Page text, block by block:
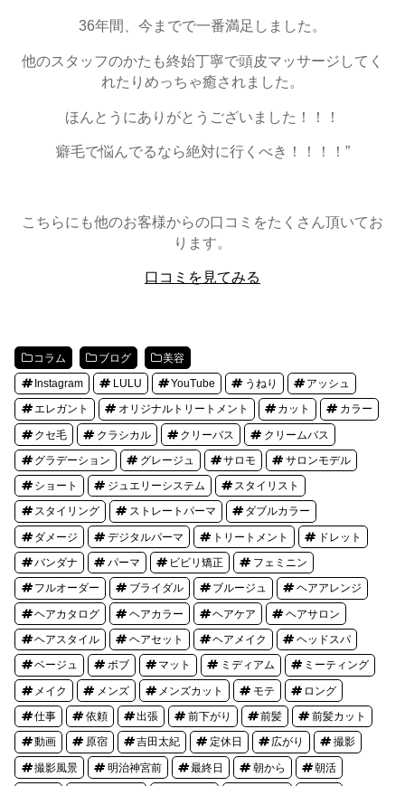
36年間、今までで一番満足しました。
他のスタッフのかたも終始丁寧で頭皮マッサージしてく
れたりめっちゃ癒されました。
ほんとうにありがとうございました！！！
癖毛で悩んでるなら絶対に行くべき！！！！”
こちらにも他のお客様からの口コミをたくさん頂いてお
ります。
口コミを見てみる
コラム ブログ 美容
Instagram LULU YouTube うねり アッシュ
エレガント オリジナルトリートメント カット カラー
クセ毛 クラシカル クリーバス クリームバス
グラデーション グレージュ サロモ サロンモデル
ショート ジュエリーシステム スタイリスト
スタイリング ストレートパーマ ダブルカラー
ダメージ デジタルパーマ トリートメント ドレット
バンダナ パーマ ビビリ矯正 フェミニン
フルオーダー ブライダル ブルージュ ヘアアレンジ
ヘアカタログ ヘアカラー ヘアケア ヘアサロン
ヘアスタイル ヘアセット ヘアメイク ヘッドスパ
ベージュ ボブ マット ミディアム ミーティング
メイク メンズ メンズカット モテ ロング
仕事 依頼 出張 前下がり 前髪 前髪カット
動画 原宿 吉田太紀 定休日 広がり 撮影
撮影風景 明治神宮前 最終日 朝から 朝活